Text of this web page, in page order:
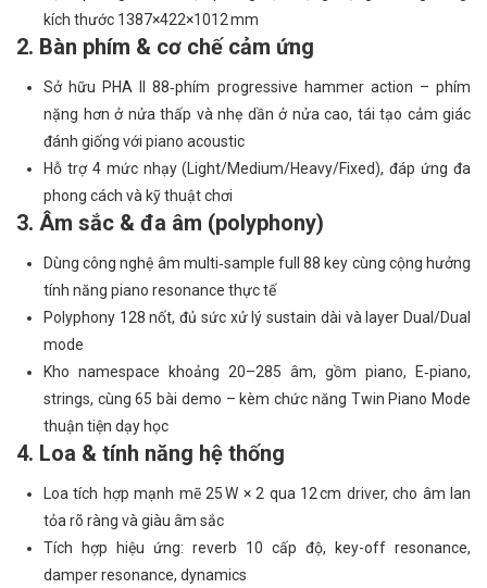
kích thước 1387×422×1012 mm
2. Bàn phím & cơ chế cảm ứng
Sở hữu PHA II 88‑phím progressive hammer action – phím
nặng hơn ở nửa thấp và nhẹ dần ở nửa cao, tái tạo cảm giác
đánh giống với piano acoustic
Hỗ trợ 4 mức nhạy (Light/Medium/Heavy/Fixed), đáp ứng đa
phong cách và kỹ thuật chơi
3. Âm sắc & đa âm (polyphony)
Dùng công nghệ âm multi‑sample full 88 key cùng cộng hưởng
tính năng piano resonance thực tế
Polyphony 128 nốt, đủ sức xử lý sustain dài và layer Dual/Dual
mode
Kho namespace khoảng 20–285 âm, gồm piano, E‑piano,
strings, cùng 65 bài demo – kèm chức năng Twin Piano Mode
thuận tiện dạy học
4. Loa & tính năng hệ thống
Loa tích hợp mạnh mẽ 25 W × 2 qua 12 cm driver, cho âm lan
tỏa rõ ràng và giàu âm sắc
Tích hợp hiệu ứng: reverb 10 cấp độ, key-off resonance,
damper resonance, dynamics